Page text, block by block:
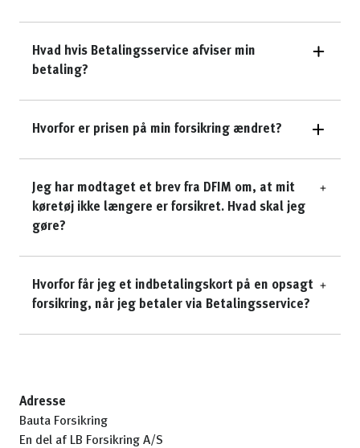
Hvad hvis Betalingsservice afviser min
betaling?
Hvorfor er prisen på min forsikring ændret?
Jeg har modtaget et brev fra DFIM om, at mit
køretøj ikke længere er forsikret. Hvad skal jeg
gøre?
Hvorfor får jeg et indbetalingskort på en opsagt
forsikring, når jeg betaler via Betalingsservice?
Adresse
Bauta Forsikring
En del af LB Forsikring A/S